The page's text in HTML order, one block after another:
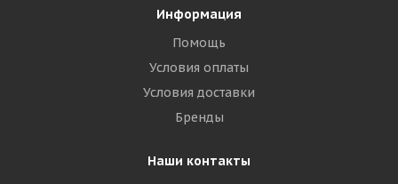
Информация
Помощь
Условия оплаты
Условия доставки
Бренды
Наши контакты